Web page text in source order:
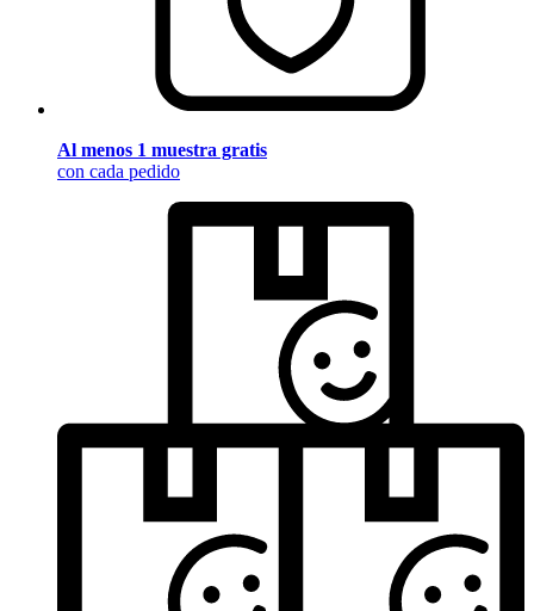
Al menos 1 muestra gratis
con cada pedido